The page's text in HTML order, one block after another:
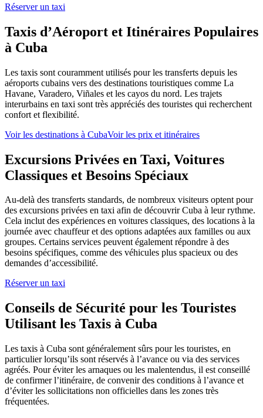
Réserver un taxi
Taxis d’Aéroport et Itinéraires Populaires
à Cuba
Les taxis sont couramment utilisés pour les transferts depuis les
aéroports cubains vers des destinations touristiques comme La
Havane, Varadero, Viñales et les cayos du nord. Les trajets
interurbains en taxi sont très appréciés des touristes qui recherchent
confort et flexibilité.
Voir les destinations à CubaVoir les prix et itinéraires
Excursions Privées en Taxi, Voitures
Classiques et Besoins Spéciaux
Au-delà des transferts standards, de nombreux visiteurs optent pour
des excursions privées en taxi afin de découvrir Cuba à leur rythme.
Cela inclut des expériences en voitures classiques, des locations à la
journée avec chauffeur et des options adaptées aux familles ou aux
groupes. Certains services peuvent également répondre à des
besoins spécifiques, comme des véhicules plus spacieux ou des
demandes d’accessibilité.
Réserver un taxi
Conseils de Sécurité pour les Touristes
Utilisant les Taxis à Cuba
Les taxis à Cuba sont généralement sûrs pour les touristes, en
particulier lorsqu’ils sont réservés à l’avance ou via des services
agréés. Pour éviter les arnaques ou les malentendus, il est conseillé
de confirmer l’itinéraire, de convenir des conditions à l’avance et
d’éviter les sollicitations non officielles dans les zones très
fréquentées.